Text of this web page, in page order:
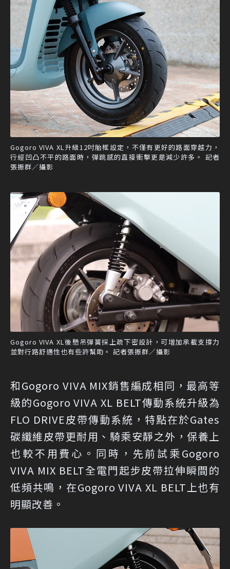
Gogoro VIVA XL升級12吋胎框設定，不僅有更好的路面穿越力，
行經凹凸不平的路面時，彈跳感的直接衝擊更是減少許多。 記者
張振群／攝影
Gogoro VIVA XL後懸吊彈簧採上疏下密設計，可增加承載支撐力
並對行路舒適性也有些許幫助。 記者張振群／攝影
和Gogoro VIVA MIX銷售編成相同，最高等
級的Gogoro VIVA XL BELT傳動系統升級為
FLO DRIVE皮帶傳動系統，特點在於Gates
碳纖維皮帶更耐用、騎乘安靜之外，保養上
也較不用費心。同時，先前試乘Gogoro
VIVA MIX BELT全電門起步皮帶拉伸瞬間的
低頻共鳴，在Gogoro VIVA XL BELT上也有
明顯改善。